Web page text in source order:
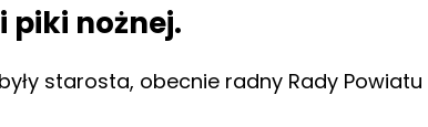
nożnej.
starosta, obecnie radny Rady Powiatu